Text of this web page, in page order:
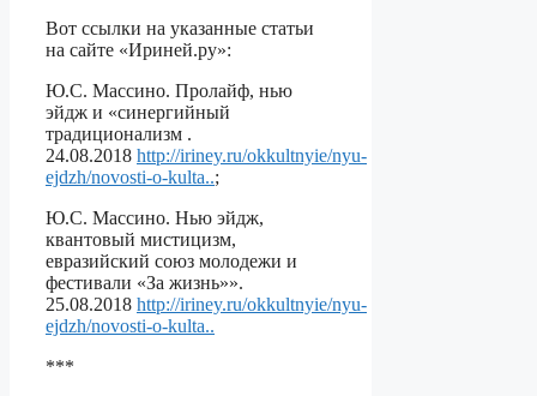
Вот ссылки на указанные статьи
на сайте «Ириней.ру»:
Ю.С. Массино. Пролайф, нью
эйдж и «синергийный
традиционализм .
24.08.2018 http://iriney.ru/okkultnyie/nyu-
ejdzh/novosti-o-kulta..;
Ю.С. Массино. Нью эйдж,
квантовый мистицизм,
евразийский союз молодежи и
фестивали «За жизнь»».
25.08.2018 http://iriney.ru/okkultnyie/nyu-
ejdzh/novosti-o-kulta..
***